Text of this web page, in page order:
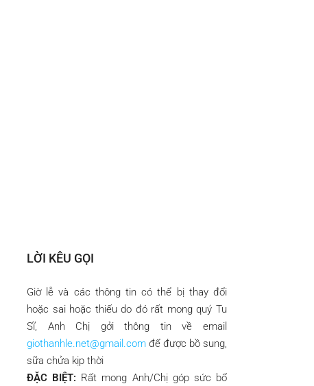
LỜI KÊU GỌI
Giờ lễ và các thông tin có thể bị thay đổi
hoặc sai hoặc thiếu do đó rất mong quý Tu
Sĩ, Anh Chị gởi thông tin về email
giothanhle.net@gmail.com để được bồ sung,
sữa chửa kịp thời
ĐẶC BIỆT: Rất mong Anh/Chị góp sức bổ